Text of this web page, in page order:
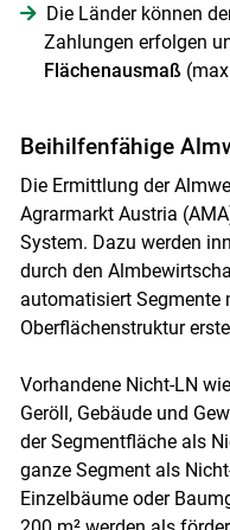
Die Länder können
Zahlungen erfolgen
Flächenausmaß
Beihilfenfähige
Die Ermittlung der
Agrarmarkt Austria
System. Dazu werden
durch den
automatisiert Segmente
Oberflächenstruktur
Vorhandene Nicht-LN
Geröll, Gebäude und
der Segmentfläche als
ganze Segment als
Einzelbäume oder